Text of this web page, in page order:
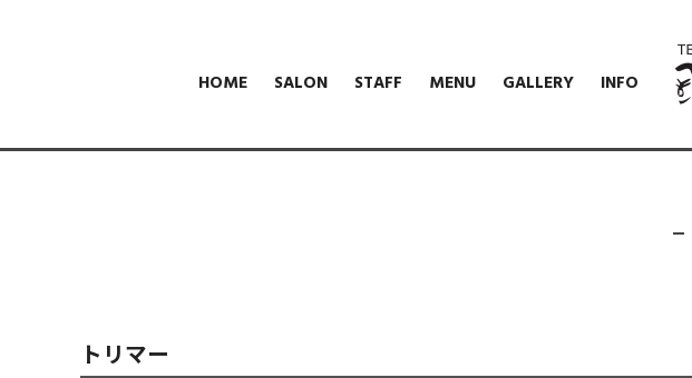
HOME SALON STAFF MENU GALLERY INFO
トリマー